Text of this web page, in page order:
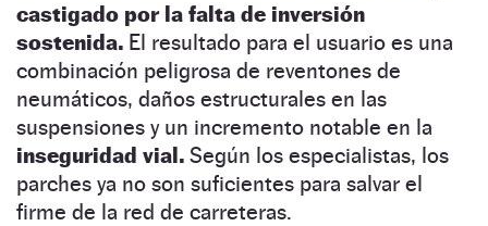
castigado por la falta de inversión
sostenida. El resultado para el usuario es una
combinación peligrosa de reventones de
neumáticos, daños estructurales en las
suspensiones y un incremento notable en la
inseguridad vial. Según los especialistas, los
parches ya no son suficientes para salvar el
firme de la red de carreteras.